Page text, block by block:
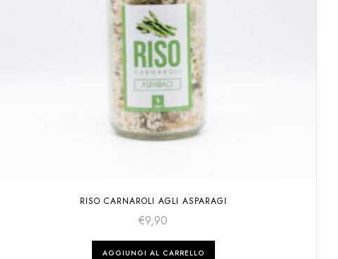
RISO CARNAROLI AGLI ASPARAGI
€9,90
AGGIUNGI AL CARRELLO